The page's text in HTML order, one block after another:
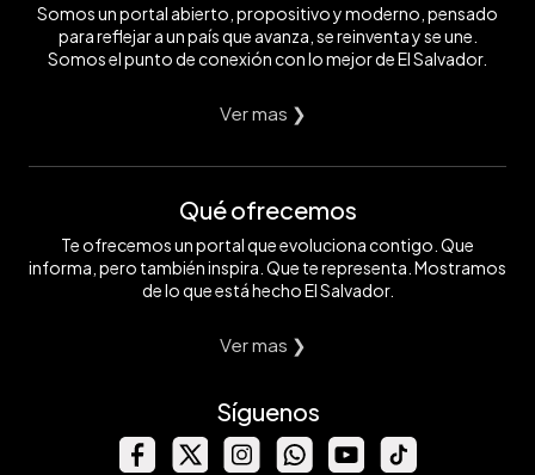
Somos un portal abierto, propositivo y moderno, pensado
para reflejar a un país que avanza, se reinventa y se une.
Somos el punto de conexión con lo mejor de El Salvador.
Ver mas ❯
Qué ofrecemos
Te ofrecemos un portal que evoluciona contigo. Que
informa, pero también inspira. Que te representa. Mostramos
de lo que está hecho El Salvador.
Ver mas ❯
Síguenos